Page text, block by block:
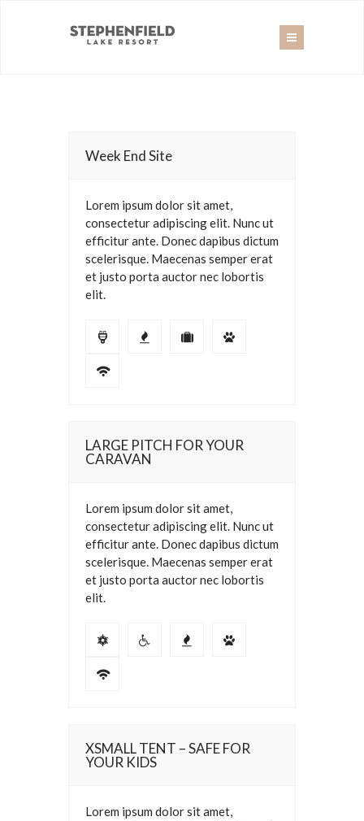
Week End Site
Lorem ipsum dolor sit amet,
consectetur adipiscing elit. Nunc ut
efficitur ante. Donec dapibus dictum
scelerisque. Maecenas semper erat
et justo porta auctor nec lobortis
elit.
LARGE PITCH FOR YOUR
CARAVAN
Lorem ipsum dolor sit amet,
consectetur adipiscing elit. Nunc ut
efficitur ante. Donec dapibus dictum
scelerisque. Maecenas semper erat
et justo porta auctor nec lobortis
elit.
XSMALL TENT – SAFE FOR
YOUR KIDS
Lorem ipsum dolor sit amet,